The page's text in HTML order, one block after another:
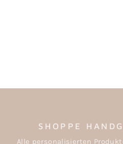
SHOPPE
Alle personalisierten